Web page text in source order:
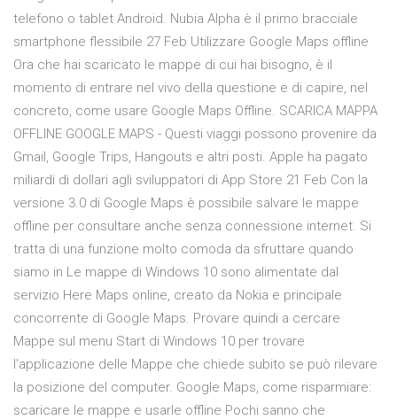
telefono o tablet Android. Nubia Alpha è il primo bracciale
smartphone flessibile 27 Feb Utilizzare Google Maps offline
Ora che hai scaricato le mappe di cui hai bisogno, è il
momento di entrare nel vivo della questione e di capire, nel
concreto, come usare Google Maps Offline. SCARICA MAPPA
OFFLINE GOOGLE MAPS - Questi viaggi possono provenire da
Gmail, Google Trips, Hangouts e altri posti. Apple ha pagato
miliardi di dollari agli sviluppatori di App Store 21 Feb Con la
versione 3.0 di Google Maps è possibile salvare le mappe
offline per consultare anche senza connessione internet. Si
tratta di una funzione molto comoda da sfruttare quando
siamo in Le mappe di Windows 10 sono alimentate dal
servizio Here Maps online, creato da Nokia e principale
concorrente di Google Maps. Provare quindi a cercare
Mappe sul menu Start di Windows 10 per trovare
l'applicazione delle Mappe che chiede subito se può rilevare
la posizione del computer. Google Maps, come risparmiare:
scaricare le mappe e usarle offline Pochi sanno che